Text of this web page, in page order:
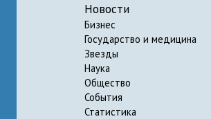
Новости
Бизнес
Государство и медицина
Звезды
Наука
Общество
События
Статистика